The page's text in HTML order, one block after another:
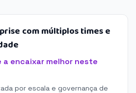
com múltiplos times e
a encaixar melhor neste
por escala e governança de